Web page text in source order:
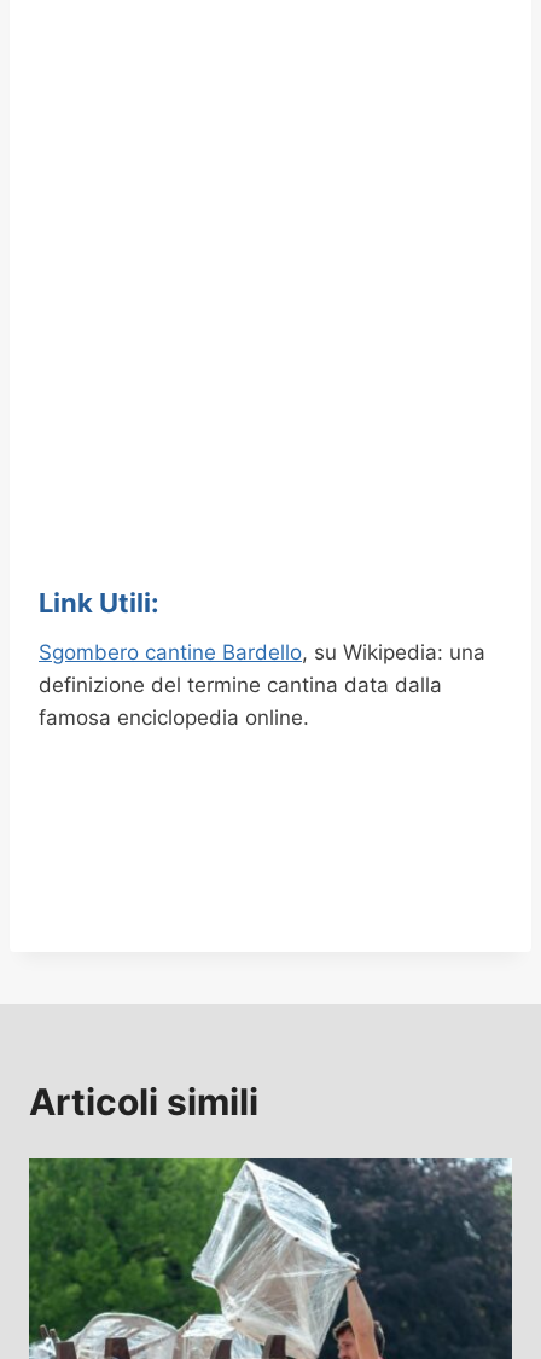
Link Utili:
Sgombero cantine Bardello, su Wikipedia: una
definizione del termine cantina data dalla
famosa enciclopedia online.
Articoli simili